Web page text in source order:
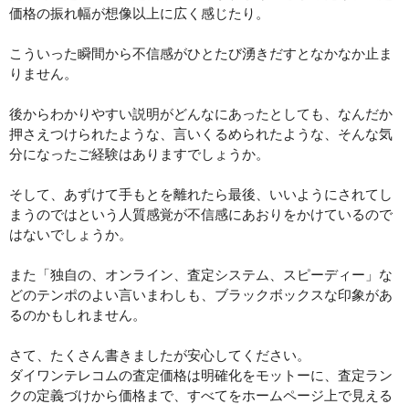
価格の振れ幅が想像以上に広く感じたり。
こういった瞬間から不信感がひとたび湧きだすとなかなか止ま
りません。
後からわかりやすい説明がどんなにあったとしても、なんだか
押さえつけられたような、言いくるめられたような、そんな気
分になったご経験はありますでしょうか。
そして、あずけて手もとを離れたら最後、いいようにされてし
まうのではという人質感覚が不信感にあおりをかけているので
はないでしょうか。
また「独自の、オンライン、査定システム、スピーディー」な
どのテンポのよい言いまわしも、ブラックボックスな印象があ
るのかもしれません。
さて、たくさん書きましたが安心してください。
ダイワンテレコムの査定価格は明確化をモットーに、査定ラン
クの定義づけから価格まで、すべてをホームページ上で見える